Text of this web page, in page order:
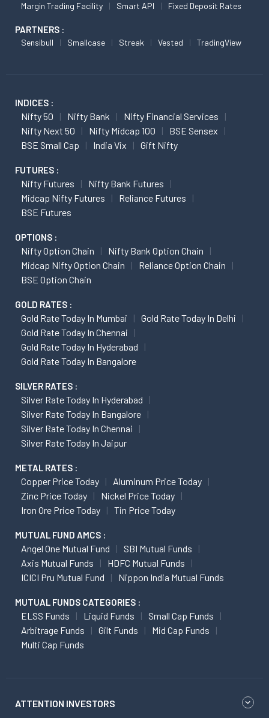
Margin Trading Facility
Smart API Fixed Deposit Rates
PARTNERS :
Sensibull Smallcase Streak Vested TradingView
INDICES :
Nifty 50 Nifty Bank
Nifty Financial Services
Nifty Next 50
Nifty Midcap 100
BSE Sensex
BSE Small Cap
India Vix Gift Nifty
FUTURES :
Nifty Futures
Nifty Bank Futures
Midcap Nifty Futures
Reliance Futures
BSE Futures
OPTIONS :
Nifty Option Chain
Nifty Bank Option Chain
Midcap Nifty Option Chain
Reliance Option Chain
BSE Option Chain
GOLD RATES :
Gold Rate Today In Mumbai
Gold Rate Today In Delhi
Gold Rate Today In Chennai
Gold Rate Today In Hyderabad
Gold Rate Today In Bangalore
SILVER RATES :
Silver Rate Today In Hyderabad
Silver Rate Today In Bangalore
Silver Rate Today In Chennai
Silver Rate Today In Jaipur
METAL RATES :
Copper Price Today
Aluminum Price Today
Zinc Price Today
Nickel Price Today
Iron Ore Price Today
Tin Price Today
MUTUAL FUND AMCS :
Angel One Mutual Fund
SBI Mutual Funds
Axis Mutual Funds
HDFC Mutual Funds
ICICI Pru Mutual Fund
Nippon India Mutual Funds
MUTUAL FUNDS CATEGORIES :
ELSS Funds Liquid Funds
Small Cap Funds
Arbitrage Funds
Gilt Funds
Mid Cap Funds
Multi Cap Funds
ATTENTION INVESTORS